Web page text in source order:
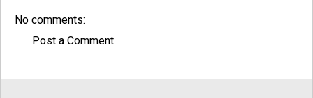
No comments:
Post a Comment